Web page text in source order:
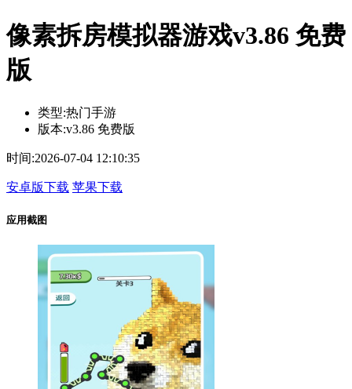
像素拆房模拟器游戏v3.86 免费
版
类型:热门手游
版本:v3.86 免费版
时间:2026-07-04 12:10:35
安卓版下载 苹果下载
应用截图